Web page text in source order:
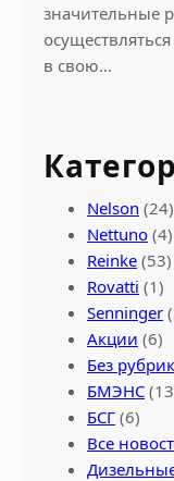
значительные
в свою…
Nelson (24)
Nettuno (4)
Reinke (53)
Rovatti (1)
Senninger
Акции (6)
Без
БМЭНС
БСГ (6)
Все